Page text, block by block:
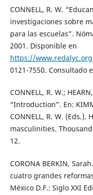
CONNELL, R. W.
investigaciones sobre
para las escuelas”.
2001. Disponible en
https://
0121-7550. Consultado
CONNELL, R. W.;
“Introduction”. En:
CONNELL, R. W.
masculinities.
12.
CORONA BERKIN,
cuatro grandes
México D.F.: Siglo XXI